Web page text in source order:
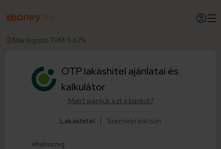
Mai legjobb THM: 6,67%
OTP lakáshitel ajánlatai és
kalkulátor
Miért ajánljuk ezt a bankot?
Lakáshitel Személyi kölcsön
Hitelösszeg